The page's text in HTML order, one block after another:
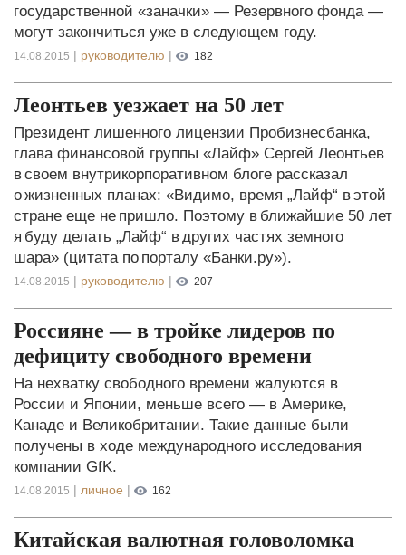
государственной «заначки» — Резервного фонда —
могут закончиться уже в следующем году.
14.08.2015 | руководителю | 182
Леонтьев уезжает на 50 лет
Президент лишенного лицензии Пробизнесбанка,
глава финансовой группы «Лайф» Сергей Леонтьев
в своем внутрикорпоративном блоге рассказал
о жизненных планах: «Видимо, время „Лайф“ в этой
стране еще не пришло. Поэтому в ближайшие 50 лет
я буду делать „Лайф“ в других частях земного
шара» (цитата по порталу «Банки.ру»).
14.08.2015 | руководителю | 207
Россияне — в тройке лидеров по
дефициту свободного времени
На нехватку свободного времени жалуются в
России и Японии, меньше всего — в Америке,
Канаде и Великобритании. Такие данные были
получены в ходе международного исследования
компании GfK.
14.08.2015 | личное | 162
Китайская валютная головоломка